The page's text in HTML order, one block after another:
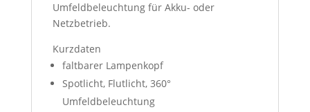
Umfeldbeleuchtung für Akku- oder
Netzbetrieb.
Kurzdaten
faltbarer Lampenkopf
Spotlicht, Flutlicht, 360°
Umfeldbeleuchtung